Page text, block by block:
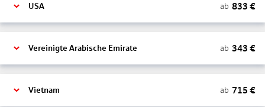
USA ab 833 €
Vereinigte Arabische Emirate ab 343 €
Vietnam ab 715 €